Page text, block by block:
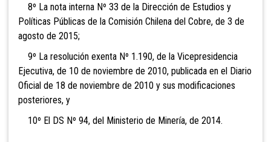
8º La nota interna Nº 33 de la Dirección de Estudios y
Políticas Públicas de la Comisión Chilena del Cobre, de 3 de
agosto de 2015;
9º La resolución exenta Nº 1.190, de la Vicepresidencia
Ejecutiva, de 10 de noviembre de 2010, publicada en el Diario
Oficial de 18 de noviembre de 2010 y sus modificaciones
posteriores, y
10º El DS Nº 94, del Ministerio de Minería, de 2014.